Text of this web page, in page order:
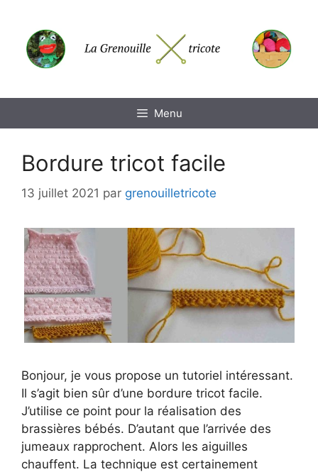
contenu
Menu
Bordure tricot facile
13 juillet 2021 par grenouilletricote
Bonjour, je vous propose un tutoriel intéressant.
Il s’agit bien sûr d’une bordure tricot facile.
J’utilise ce point pour la réalisation des
brassières bébés. D’autant que l’arrivée des
jumeaux rapprochent. Alors les aiguilles
chauffent. La technique est certainement